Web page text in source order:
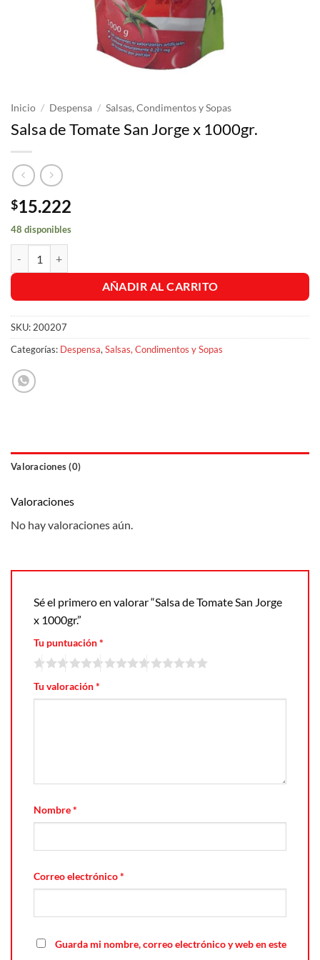
Inicio / Despensa / Salsas, Condimentos y Sopas
Salsa de Tomate San Jorge x 1000gr.
$15.222
48 disponibles
AÑADIR AL CARRITO
SKU: 200207
Categorías: Despensa, Salsas, Condimentos y Sopas
Valoraciones (0)
Valoraciones
No hay valoraciones aún.
Sé el primero en valorar “Salsa de Tomate San Jorge
x 1000gr.”
Tu puntuación*
Tu valoración*
Nombre*
Correo electrónico*
Guarda mi nombre, correo electrónico y web en este